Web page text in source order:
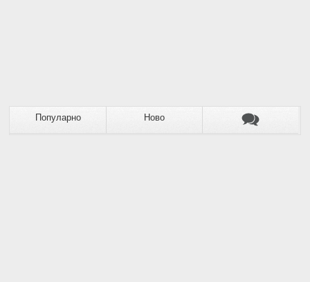
Популарно Ново